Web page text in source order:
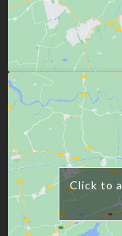
Click to